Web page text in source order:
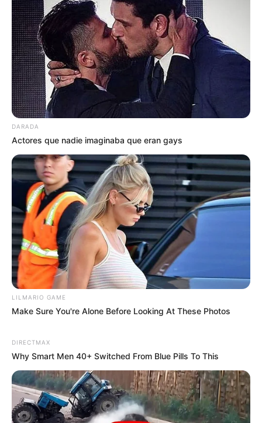
DARADA
Actores que nadie imaginaba que eran gays
LILMARIO GAME
Make Sure You're Alone Before Looking At These Photos
DIRECTMAX
Why Smart Men 40+ Switched From Blue Pills To This